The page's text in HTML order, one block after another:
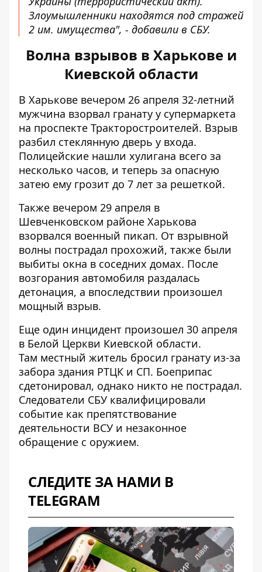
Злоумышленники находятся под стражей
2 им. имущества", - добавили в СБУ.
Волна взрывов в Харькове и
Киевской области
В Харькове вечером 26 апреля 32-летний
мужчина взорвал гранату у супермаркета
на проспекте Тракторостроителей. Взрыв
разбил стеклянную дверь у входа.
Полицейские нашли хулигана всего за
несколько часов, и теперь за опасную
затею ему грозит до 7 лет за решеткой.
Также вечером 29 апреля в
Шевченковском районе Харькова
взорвался военный пикап. От взрывной
волны пострадал прохожий, также были
выбиты окна в соседних домах. После
возгорания автомобиля раздалась
детонация, а впоследствии произошел
мощный взрыв.
Еще один инцидент произошел 30 апреля
в Белой Церкви Киевской области.
Там местный житель бросил гранату из-за
забора здания РТЦК и СП. Боеприпас
сдетонировал, однако никто не пострадал.
Следователи СБУ квалифицировали
событие как препятствование
деятельности ВСУ и незаконное
обращение с оружием.
СЛЕДИТЕ ЗА НАМИ В
TELEGRAM